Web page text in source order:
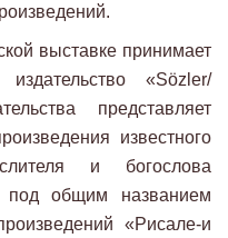
выставке принимает
«Sözler/
представляет
известного
и богослова
под общим названием
«Рисале-и